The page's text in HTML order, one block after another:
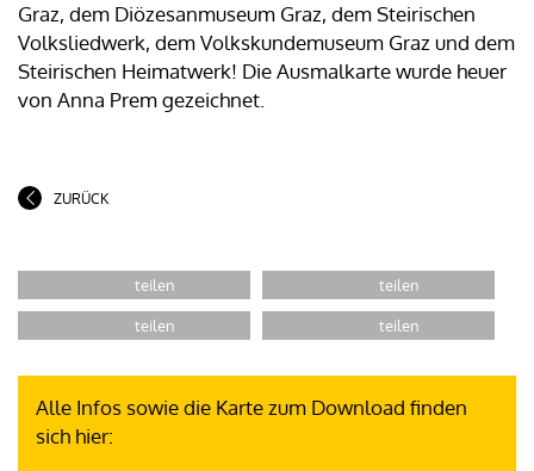
Graz, dem Diözesanmuseum Graz, dem Steirischen
Volksliedwerk, dem Volkskundemuseum Graz und dem
Steirischen Heimatwerk! Die Ausmalkarte wurde heuer
von Anna Prem gezeichnet.
ZURÜCK
Alle Infos sowie die Karte zum Download finden
sich hier: